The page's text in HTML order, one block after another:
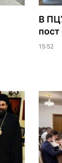
В
пост
15:52